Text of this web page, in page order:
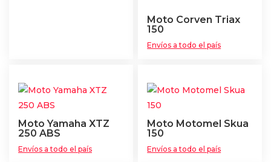
Moto Corven Triax
150
Envíos a todo el país
Moto Yamaha XTZ
250 ABS
Envíos a todo el país
Moto Motomel Skua
150
Envíos a todo el país